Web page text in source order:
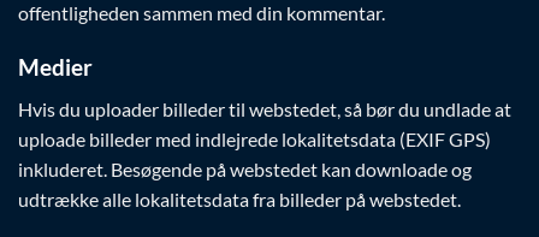
offentligheden sammen med din kommentar.
Medier
Hvis du uploader billeder til webstedet, så bør du undlade at
uploade billeder med indlejrede lokalitetsdata (EXIF GPS)
inkluderet. Besøgende på webstedet kan downloade og
udtrække alle lokalitetsdata fra billeder på webstedet.